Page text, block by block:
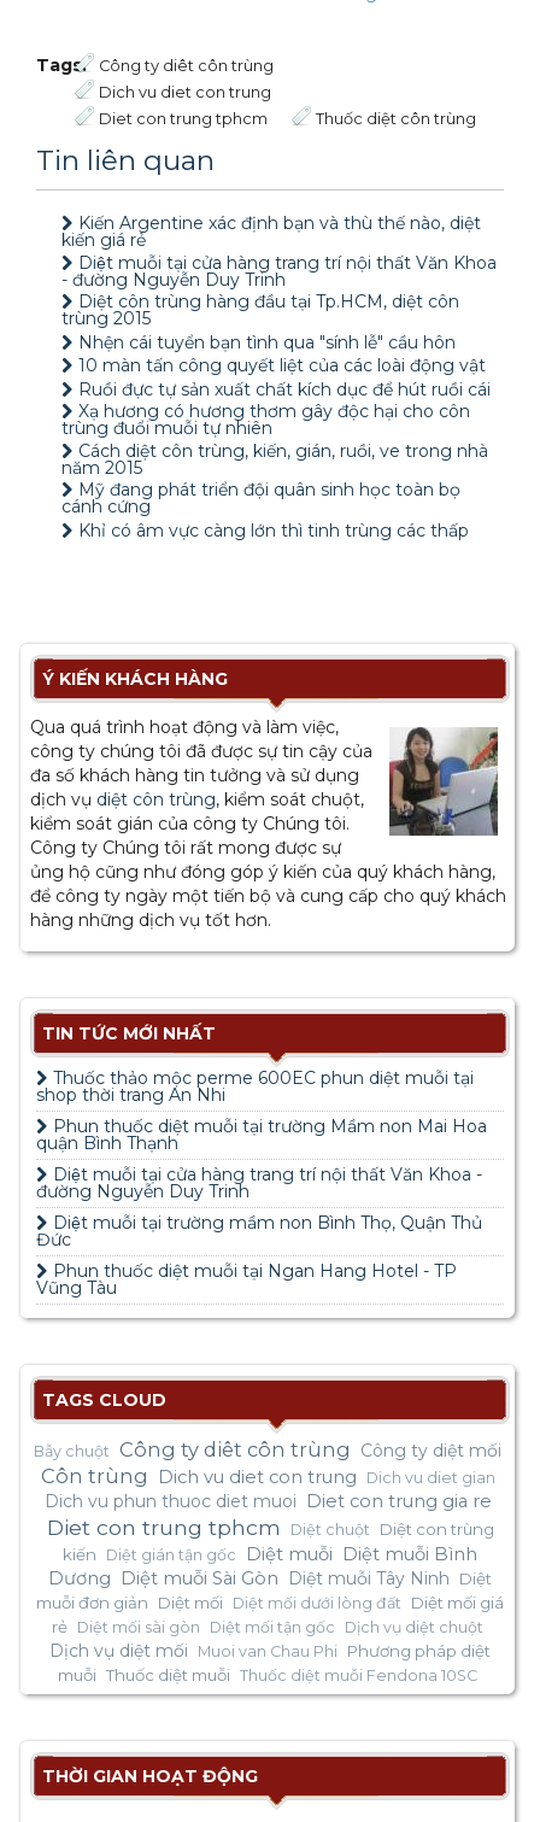
Tags: Công ty diêt côn trùng
Dich vu diet con trung
Diet con trung tphcm
Thuốc diệt côn trùng
Tin liên quan
Kiến Argentine xác định bạn và thù thế nào, diệt
kiến giá rẻ
Diệt muỗi tại cửa hàng trang trí nội thất Văn Khoa
- đường Nguyễn Duy Trinh
Diệt côn trùng hàng đầu tại Tp.HCM, diệt côn
trùng 2015
Nhện cái tuyển bạn tình qua "sính lễ" cầu hôn
10 màn tấn công quyết liệt của các loài động vật
Ruồi đực tự sản xuất chất kích dục để hút ruồi cái
Xạ hương có hương thơm gây độc hại cho côn
trùng đuổi muỗi tự nhiên
Cách diệt côn trùng, kiến, gián, ruồi, ve trong nhà
năm 2015
Mỹ đang phát triển đội quân sinh học toàn bọ
cánh cứng
Khỉ có âm vực càng lớn thì tinh trùng các thấp
Ý KIẾN KHÁCH HÀNG
Qua quá trình hoạt động và làm việc,
công ty chúng tôi đã được sự tin cậy của
đa số khách hàng tin tưởng và sử dụng
dịch vụ diệt côn trùng, kiểm soát chuột,
kiểm soát gián của công ty Chúng tôi.
Công ty Chúng tôi rất mong được sự
ủng hộ cũng như đóng góp ý kiến của quý khách hàng,
để công ty ngày một tiến bộ và cung cấp cho quý khách
hàng những dịch vụ tốt hơn.
TIN TỨC MỚI NHẤT
Thuốc thảo mộc perme 600EC phun diệt muỗi tại
shop thời trang An Nhi
Phun thuốc diệt muỗi tại trường Mầm non Mai Hoa
quận Bình Thạnh
Diệt muỗi tại cửa hàng trang trí nội thất Văn Khoa -
đường Nguyễn Duy Trinh
Diệt muỗi tại trường mầm non Bình Thọ, Quận Thủ
Đức
Phun thuốc diệt muỗi tại Ngan Hang Hotel - TP
Vũng Tàu
TAGS CLOUD
Bẫy chuột Công ty diêt côn trùng Công ty diệt mối
Côn trùng Dich vu diet con trung Dich vu diet gian
Dich vu phun thuoc diet muoi Diet con trung gia re
Diet con trung tphcm Diệt chuột
Diệt con trùng
kiến
Diệt gián tận gốc Diệt muỗi
Diệt muỗi Bình
Dương
Diệt muỗi Sài Gòn Diệt muỗi Tây Ninh
Diệt
muỗi đơn giản
Diệt mối Diệt mối dưới lòng đất
Diệt mối giá
rẻ Diệt mối sài gòn Diệt mối tận gốc Dịch vụ diệt chuột
Dịch vụ diệt mối Muoi van Chau Phi
Phương pháp diệt
muỗi Thuốc diệt muỗi Thuốc diệt muỗi Fendona 10SC
THỜI GIAN HOẠT ĐỘNG